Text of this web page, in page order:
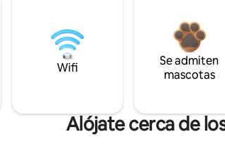
Wifi
Se admiten
mascotas
Alójate cerca de